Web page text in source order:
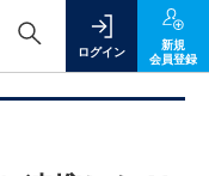
ログイン
新規
会員登録